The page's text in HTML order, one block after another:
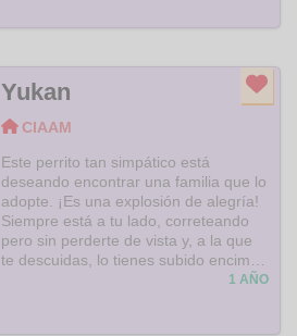
preparan las maletas para irse a casa,
Tora sigue esperando que llegue esa
persona especial que decida cambiar
su vida para siempre..¿Serás tú quien
complete su historia?.
Yukan
CIAAM
Este perrito tan simpático está
deseando encontrar una familia que lo
adopte. ¡Es una explosión de alegría!
Siempre está a tu lado, correteando
pero sin perderte de vista y, a la que
te descuidas, lo tienes subido encima
haciéndote carantoñas. ¿Quieres un
1 AÑO